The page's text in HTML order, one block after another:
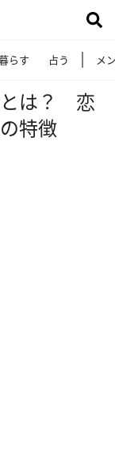
らす 占う メ
とは？ 恋
特徴